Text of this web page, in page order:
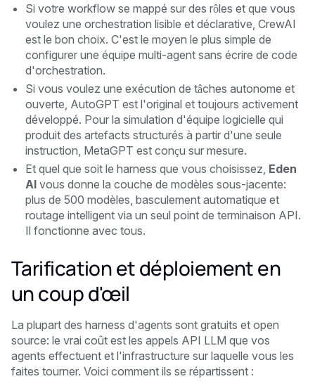
Si votre workflow se mappé sur des rôles et que vous
voulez une orchestration lisible et déclarative, CrewAI
est le bon choix. C'est le moyen le plus simple de
configurer une équipe multi-agent sans écrire de code
d'orchestration.
Si vous voulez une exécution de tâches autonome et
ouverte, AutoGPT est l'original et toujours activement
développé. Pour la simulation d'équipe logicielle qui
produit des artefacts structurés à partir d'une seule
instruction, MetaGPT est conçu sur mesure.
Et quel que soit le harness que vous choisissez, Eden
AI vous donne la couche de modèles sous-jacente:
plus de 500 modèles, basculement automatique et
routage intelligent via un seul point de terminaison API.
Il fonctionne avec tous.
Tarification et déploiement en
un coup d'œil
La plupart des harness d'agents sont gratuits et open
source: le vrai coût est les appels API LLM que vos
agents effectuent et l'infrastructure sur laquelle vous les
faites tourner. Voici comment ils se répartissent :